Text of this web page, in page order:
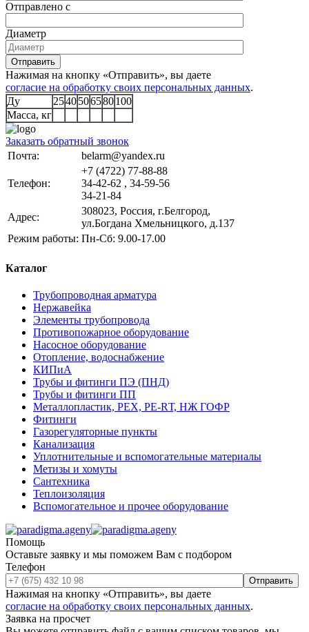
Отправлено с
Диаметр
Отправить
Нажимая на кнопку «Отправить», вы даете
согласие на обработку своих персональных данных.
Ду
2540506580100
Масса, кг
Заказать обратный звонок
Почта:
belarm@yandex.ru
Телефон:
+7 (4722) 77-88-88
34-42-62 , 34-59-56
34-21-84
Адрес:
308023, Россия, г.Белгород,
ул.Богдана Хмельницкого, д.137
Режим работы: Пн-Сб: 9.00-17.00
Каталог
Трубопроводная арматура
Нержавейка
Элементы трубопровода
Противопожарное оборудование
Насосное оборудование
Отопление, водоснабжение
КИПиА
Трубы и фитинги ПЭ (ПНД)
Трубы и фитинги ПП
Металлопластик, РЕХ, РЕ-RТ, НЖ ГОФР
Фитинги
Газорегуляторные пункты
Канализация
Уплотнительные и вспомогательные материалы
Метизы и хомуты
Сантехника
Теплоизоляция
Вспомогательное и прочее оборудование
Помощь
Оставьте заявку и мы поможем Вам с подбором
Телефон
Отправить
Нажимая на кнопку «Отправить», вы даете
согласие на обработку своих персональных данных.
Заявка на просчет